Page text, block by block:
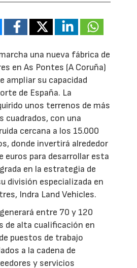
una nueva fábrica de
en As Pontes (A Coruña)
ampliar su capacidad
de España. La
unos terrenos de más
cuadrados, con una
cercana a los 15.000
donde invertirá alrededor
euros para desarrollar esta
en la estrategia de
división especializada en
Indra Land Vehicles.
entre 70 y 120
de alta cualificación en
puestos de trabajo
a la cadena de
y servicios